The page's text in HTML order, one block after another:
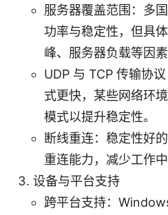
服务器覆盖范围：多
功率与稳定性，但具
峰、服务器负载等因素
UDP 与 TCP 传输协
式更快，某些网络环
模式以提升稳定性。
断线重连：稳定性好
重连能力，减少工作中
设备与平台支持
跨平台支持：